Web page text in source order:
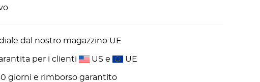
dal nostro magazzino UE
per i clienti US e UE
giorni e rimborso garantito